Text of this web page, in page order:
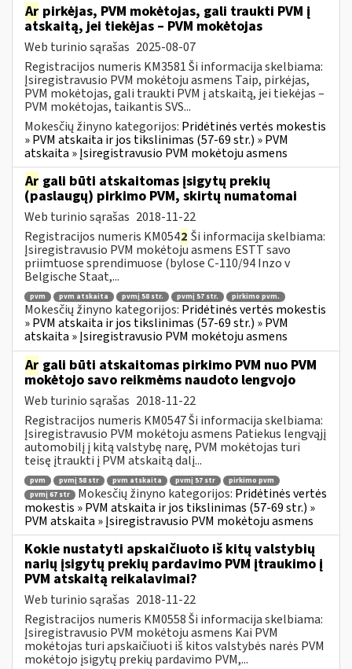
Ar pirkėjas, PVM mokėtojas, gali traukti PVM į
atskaitą, jei tiekėjas – PVM mokėtojas
Web turinio sąrašas 2025-08-07
Registracijos numeris KM3581 Ši informacija skelbiama:
Įsiregistravusio PVM mokėtoju asmens Taip, pirkėjas,
PVM mokėtojas, gali traukti PVM į atskaitą, jei tiekėjas –
PVM mokėtojas, taikantis SVS...
Mokesčių žinyno kategorijos: Pridėtinės vertės mokestis
» PVM atskaita ir jos tikslinimas (57-69 str.) » PVM
atskaita » Įsiregistravusio PVM mokėtoju asmens
Ar gali būti atskaitomas įsigytų prekių
(paslaugų) pirkimo PVM, skirtų numatomai
Web turinio sąrašas 2018-11-22
Registracijos numeris KM0542 Ši informacija skelbiama:
Įsiregistravusio PVM mokėtoju asmens ESTT savo
priimtuose sprendimuose (bylose C-110/94 Inzo v
Belgische Staat,...
pvm pvm atskaita pvmį 58 str. pvmį 57 str. pirkimo pvm.
Mokesčių žinyno kategorijos: Pridėtinės vertės mokestis
» PVM atskaita ir jos tikslinimas (57-69 str.) » PVM
atskaita » Įsiregistravusio PVM mokėtoju asmens
Ar gali būti atskaitomas pirkimo PVM nuo PVM
mokėtojo savo reikmėms naudoto lengvojo
Web turinio sąrašas 2018-11-22
Registracijos numeris KM0547 Ši informacija skelbiama:
Įsiregistravusio PVM mokėtoju asmens Patiekus lengvąjį
automobilį į kitą valstybę narę, PVM mokėtojas turi
teisę įtraukti į PVM atskaitą dalį...
pvm pvmį 58 str pvm atskaita pvmį 57 str
pirkimo pvm
pvmį 67 str
Mokesčių žinyno kategorijos: Pridėtinės vertės
mokestis » PVM atskaita ir jos tikslinimas (57-69 str.) »
PVM atskaita » Įsiregistravusio PVM mokėtoju asmens
Kokie nustatyti apskaičiuoto iš kitų valstybių
narių įsigytų prekių pardavimo PVM įtraukimo į
PVM atskaitą reikalavimai?
Web turinio sąrašas 2018-11-22
Registracijos numeris KM0558 Ši informacija skelbiama:
Įsiregistravusio PVM mokėtoju asmens Kai PVM
mokėtojas turi apskaičiuoti iš kitos valstybės narės PVM
mokėtojo įsigytų prekių pardavimo PVM,...